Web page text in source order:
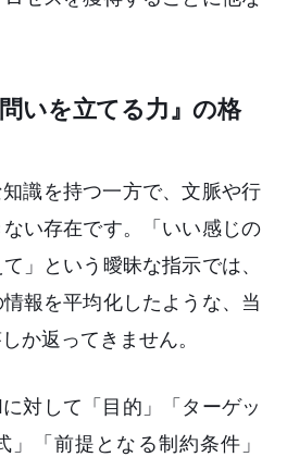
いを立てる力』の格
識を持つ一方で、文脈や行
い存在です。「いい感じの
」という曖昧な指示では、
報を平均化したような、当
か返ってきません。
対して「目的」「ターゲッ
」「前提となる制約条件」